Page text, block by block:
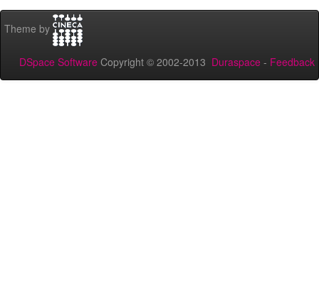
Theme by
DSpace Software Copyright © 2002-2013 Duraspace - Feedback